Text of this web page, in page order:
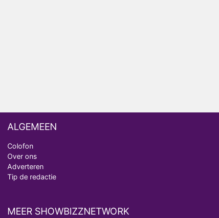
ALGEMEEN
Colofon
Over ons
Adverteren
Tip de redactie
MEER SHOWBIZZNETWORK